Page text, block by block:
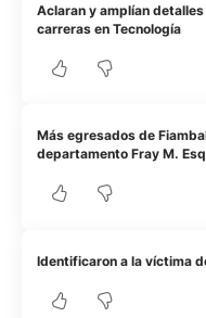
Aclaran y amplían
carreras en Tecnología
Más egresados de
departamento Fray M.
Identificaron a la víctima